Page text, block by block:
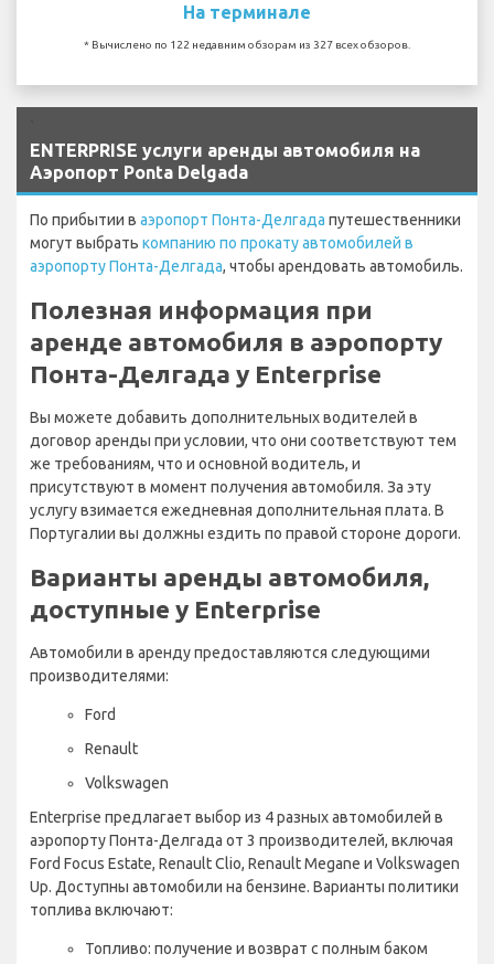
На терминале
* Вычислено по 122 недавним обзорам из 327 всех обзоров.
ENTERPRISE услуги аренды автомобиля на
Аэропорт Ponta Delgada
По прибытии в аэропорт Понта-Делгада путешественники
могут выбрать компанию по прокату автомобилей в
аэропорту Понта-Делгада, чтобы арендовать автомобиль.
Полезная информация при
аренде автомобиля в аэропорту
Понта-Делгада у Enterprise
Вы можете добавить дополнительных водителей в
договор аренды при условии, что они соответствуют тем
же требованиям, что и основной водитель, и
присутствуют в момент получения автомобиля. За эту
услугу взимается ежедневная дополнительная плата. В
Португалии вы должны ездить по правой стороне дороги.
Варианты аренды автомобиля,
доступные у Enterprise
Автомобили в аренду предоставляются следующими
производителями:
Ford
Renault
Volkswagen
Enterprise предлагает выбор из 4 разных автомобилей в
аэропорту Понта-Делгада от 3 производителей, включая
Ford Focus Estate, Renault Clio, Renault Megane и Volkswagen
Up. Доступны автомобили на бензине. Варианты политики
топлива включают:
Топливо: получение и возврат с полным баком